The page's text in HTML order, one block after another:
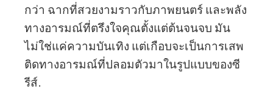
กว่า ฉากที่สวยงามราวกับภาพยนตร์ และพลัง
ทางอารมณ์ที่ตรึงใจคุณตั้งแต่ต้นจนจบ มัน
ไม่ใช่แค่ความบันเทิง แต่เกือบจะเป็นการเสพ
ติดทางอารมณ์ที่ปลอมตัวมาในรูปแบบของซี
รีส์.